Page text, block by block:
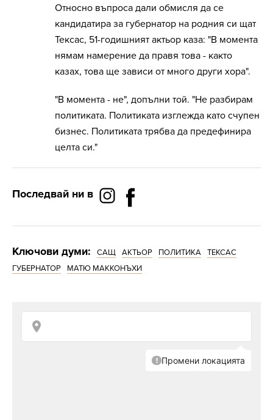
Относно въпроса дали обмисля да се
кандидатира за губернатор на родния си щат
Тексас, 51-годишният актьор каза: "В момента
нямам намерение да правя това - както
казах, това ще зависи от много други хора".
"В момента - не", допълни той. "Не разбирам
политиката. Политиката изглежда като счупен
бизнес. Политиката трябва да предефинира
целта си."
Последвай ни в
Ключови думи: САЩ АКТЬОР ПОЛИТИКА
ТЕКСАС
ГУБЕРНАТОР
МАТЮ МАККОНЪХИ